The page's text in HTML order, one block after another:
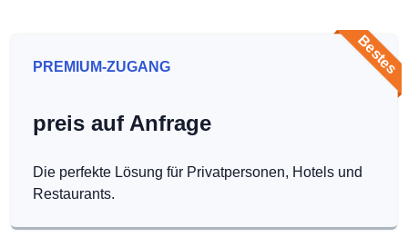
Bestes
PREMIUM-ZUGANG
preis auf Anfrage
Die perfekte Lösung für Privatpersonen, Hotels und
Restaurants.